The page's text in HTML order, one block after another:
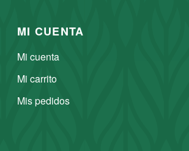
MI CUENTA
Mi cuenta
Mi carrito
Mis pedidos